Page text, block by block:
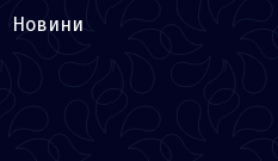
Новини